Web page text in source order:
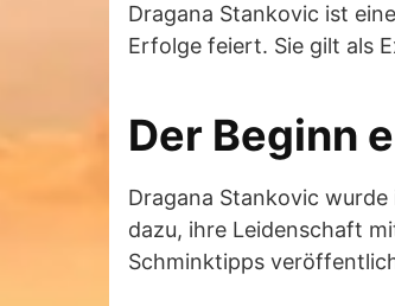
Dragana Stankovic ist
Erfolge feiert. Sie gilt als
Der Beginn
Dragana Stankovic
dazu, ihre Leidenschaft
Schminktipps